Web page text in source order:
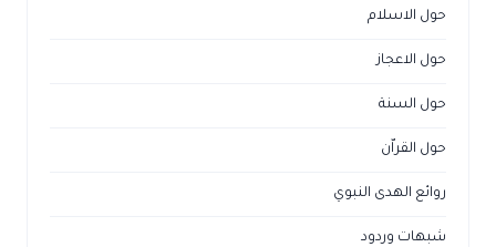
حول الاسلام
حول الاعجاز
حول السنة
حول القراّن
روائع الهدى النبوي
شبهات وردود